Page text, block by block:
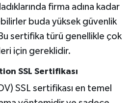
firma adına kadar
buda yüksek güvenlik
sertifika türü genellikle çok
için gereklidir.
SSL Sertifikası
SSL sertifikası en temel